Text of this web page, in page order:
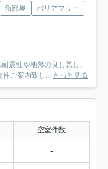
角部屋
バリアフリー
件ご案内致し... もっと見る
空室件数
-